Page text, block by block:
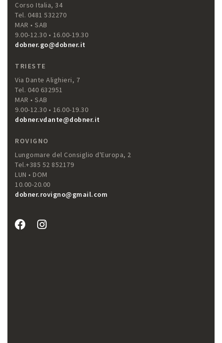
Corso Italia, 34
Tel. 0481 532270
MAR • SAB
9.00-12.30 • 16.00-19.30
dobner.go@dobner.it
TRIESTE
Via Dante Alighieri, 7
Tel. 040 632951
MAR • SAB
9.00-12.30 • 16.00-19.30
dobner.vdante@dobner.it
ROVIGNO
Lungomare del Consiglio d'Europa, 2
Tel.+385 52 852179
LUN • DOM
10.00-20.00
dobner.rovigno@gmail.com